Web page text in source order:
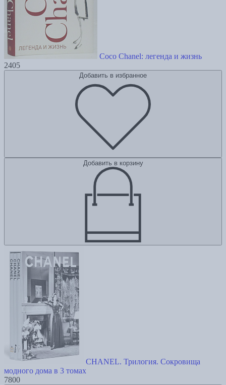
Coco Chanel: легенда и жизнь
2405
Добавить в избранное
Добавить в корзину
CHANEL. Трилогия. Сокровища
модного дома в 3 томах
7800